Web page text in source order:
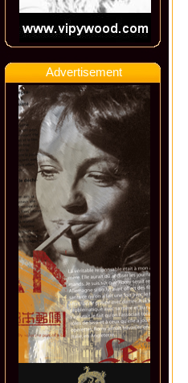
Advertisement